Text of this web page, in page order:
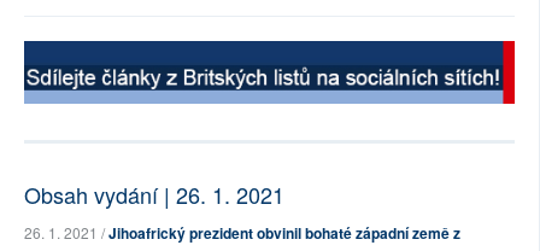
Obsah vydání | 26. 1. 2021
26. 1. 2021 /Jihoafrický prezident obvinil bohaté západní země z